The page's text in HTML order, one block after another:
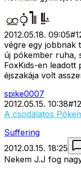
2012.05.18. 09:05#
végre egy jobbnak
új pókember ruha,
FoxKids-en leadott
éjszakája volt
spike0007
2012.05.15. 10:38#
A csodálatos
Suffering
2012.03.15. 18:25
Nekem J.J fog